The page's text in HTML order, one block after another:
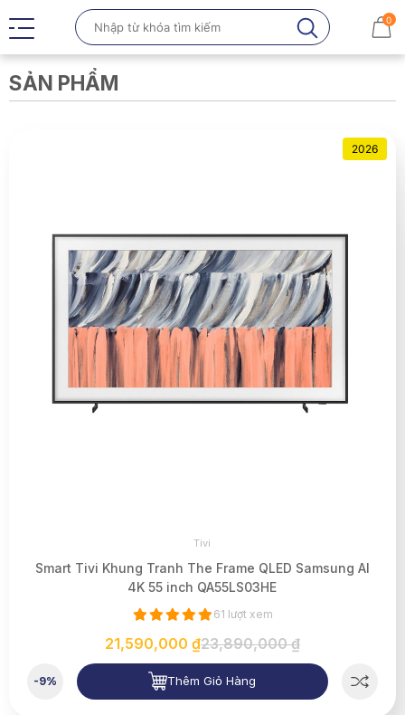
0
SẢN PHẨM
2026
Tivi
Smart Tivi Khung Tranh The Frame QLED Samsung AI
4K 55 inch QA55LS03HE
61 lượt xem
21,590,000 ₫23,890,000 ₫
-9% Thêm Giỏ Hàng